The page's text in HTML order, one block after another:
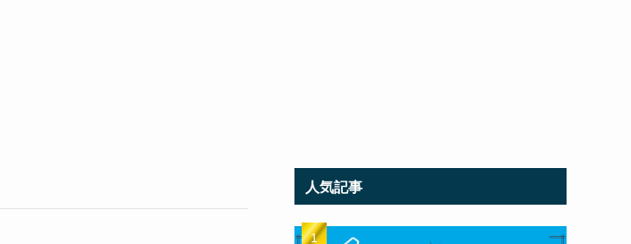
人気記事